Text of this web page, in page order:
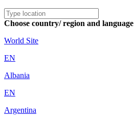
Choose country/ region and language
World Site
EN
Albania
EN
Argentina